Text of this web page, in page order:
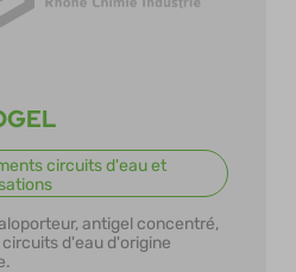
circuits d'eau et
antigel concentré,
circuits d'eau d'origine